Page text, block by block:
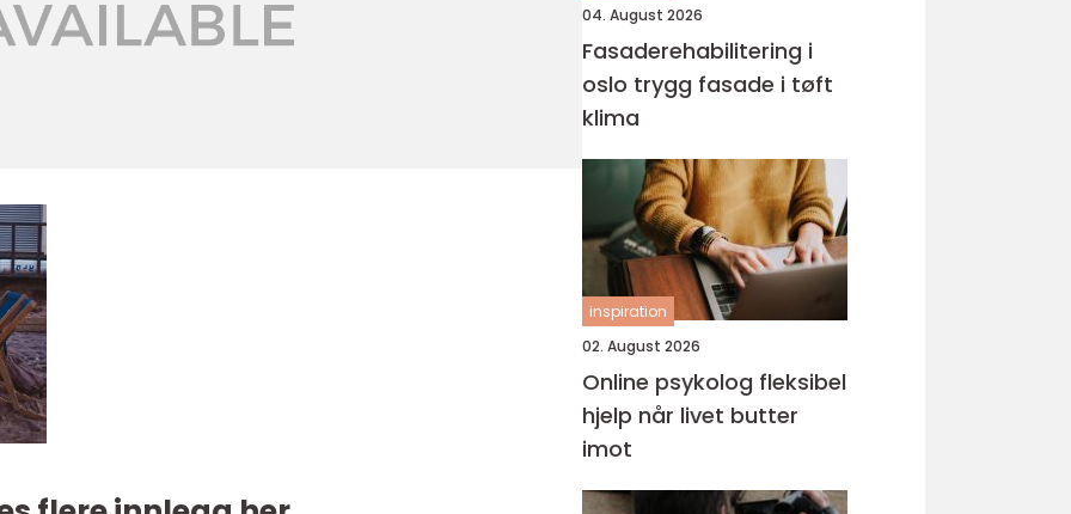
04. August 2026
Fasaderehabilitering i
oslo trygg fasade i tøft
klima
inspiration
02. August 2026
Online psykolog fleksibel
hjelp når livet butter
imot